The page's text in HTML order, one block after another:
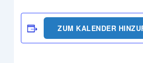
ZUM KALENDER